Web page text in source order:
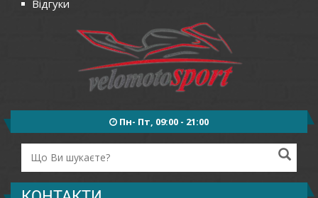
Відгуки
Пн- Пт, 09:00 - 21:00